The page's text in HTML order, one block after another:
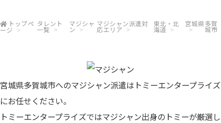
トップペ
ージ
タレント
一覧
マジシャ
ン
マジシャン派遣対
応エリア
東北・北
海道
宮城県多賀
城市
宮城県多賀城市へのマジシャン派遣はトミーエンタープライズ
にお任せください。
トミーエンタープライズではマジシャン出身のトミーが厳選し